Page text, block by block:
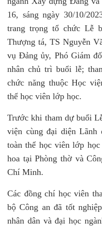
16, sáng ngày 30/10/
trang trọng tổ chức Lễ
Thượng tá, TS Nguyễn
vụ Đảng ủy, Phó Giám
nhân chủ trì buổi lễ;
chức năng thuộc Học
thể học viên lớp học.
Trước khi tham dự buổi
viện cùng đại diện Lãnh
toàn thể học viên lớp
hoa tại Phòng thờ và
Chí Minh.
Các đồng chí học viên
bộ Công an đã tốt
nhân dân và đại học